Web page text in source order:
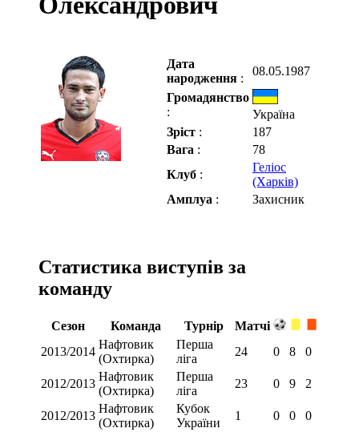
Дата
народження :
08.05.1987
Громадянство
:
Україна
Зріст :
187
Вага :
78
Клуб :
Геліос
(Харків)
Амплуа : Захисник
Статистика виступів за
команду
Сезон Команда Турнір
Матчі
2013/2014
Нафтовик
(Охтирка)
Перша
ліга
24 0 8 0
2012/2013
Нафтовик
(Охтирка)
Перша
ліга
23 0 9 2
2012/2013
Нафтовик
(Охтирка)
Кубок
України
1 0 0 0